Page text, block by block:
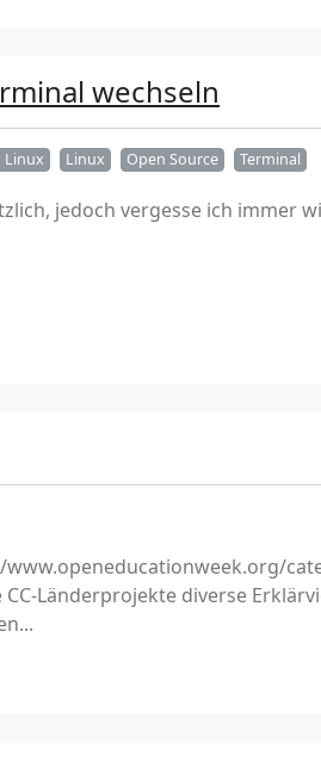
wechseln
Linux Linux Open Source Terminal
jedoch vergesse ich immer
Länderprojekte diverse